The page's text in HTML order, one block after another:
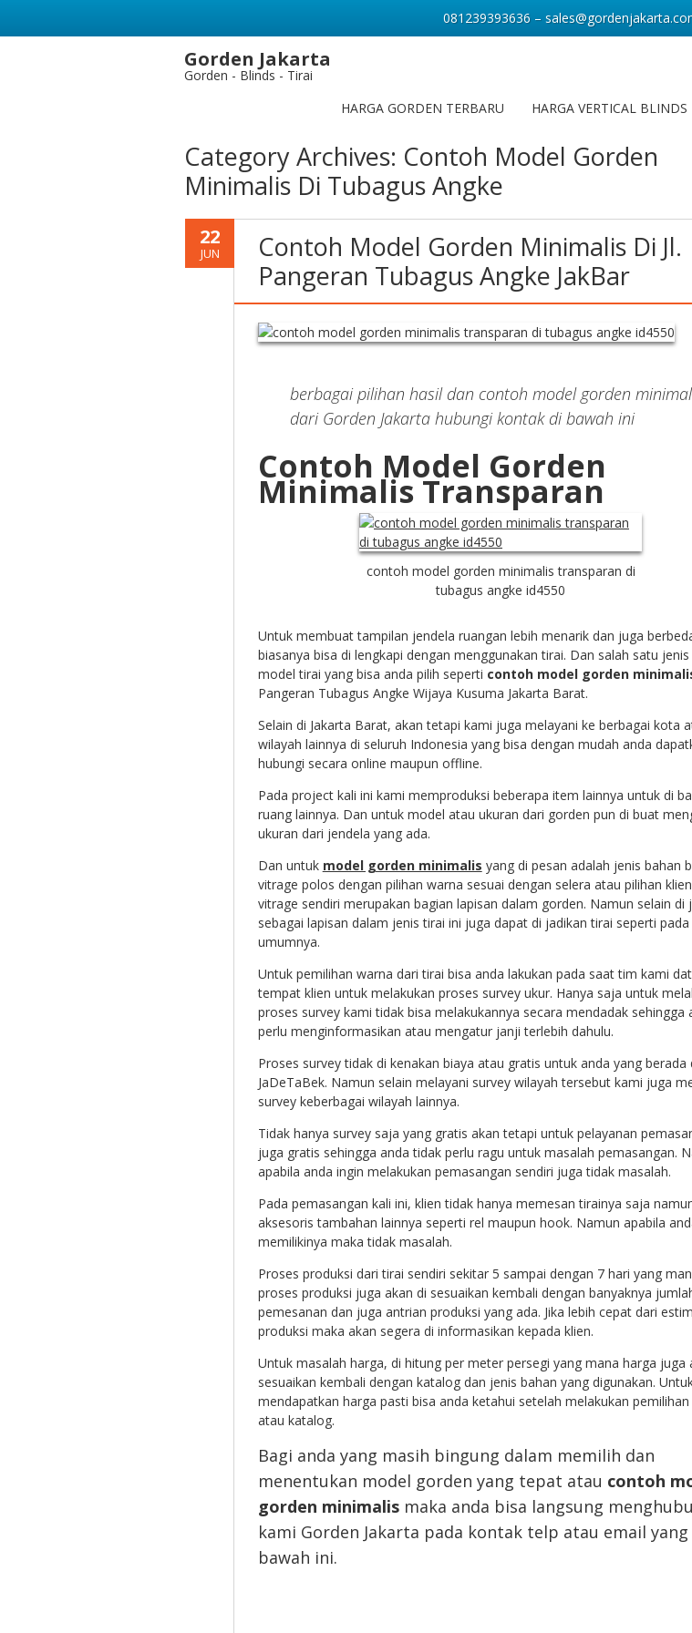
Gorden Jakarta
Gorden - Blinds - Tirai
HARGA GORDEN TERBARU
HARGA VERTICAL BLINDS
Category Archives: Contoh Model Gorden
Minimalis Di Tubagus Angke
22
JUN
Contoh Model Gorden Minimalis Di Jl.
Pangeran Tubagus Angke JakBar
berbagai pilihan hasil dan contoh model gorden
dari Gorden Jakarta hubungi kontak di bawah ini
Contoh Model Gorden
Minimalis Transparan
contoh model gorden minimalis transparan di
tubagus angke id4550
Untuk membuat tampilan jendela ruangan lebih menarik dan juga
biasanya bisa di lengkapi dengan menggunakan tirai. Dan salah satu
model tirai yang bisa anda pilih seperti contoh model gorden
Pangeran Tubagus Angke Wijaya Kusuma Jakarta Barat.
Selain di Jakarta Barat, akan tetapi kami juga melayani ke berbagai kota
wilayah lainnya di seluruh Indonesia yang bisa dengan mudah anda
hubungi secara online maupun offline.
Pada project kali ini kami memproduksi beberapa item lainnya untuk di
ruang lainnya. Dan untuk model atau ukuran dari gorden pun di buat
ukuran dari jendela yang ada.
Dan untuk model gorden minimalis yang di pesan adalah jenis bahan
vitrage polos dengan pilihan warna sesuai dengan selera atau pilihan
vitrage sendiri merupakan bagian lapisan dalam gorden. Namun selain di
sebagai lapisan dalam jenis tirai ini juga dapat di jadikan tirai seperti pada
umumnya.
Untuk pemilihan warna dari tirai bisa anda lakukan pada saat tim kami
tempat klien untuk melakukan proses survey ukur. Hanya saja untuk
proses survey kami tidak bisa melakukannya secara mendadak sehingga
perlu menginformasikan atau mengatur janji terlebih dahulu.
Proses survey tidak di kenakan biaya atau gratis untuk anda yang berada
JaDeTaBek. Namun selain melayani survey wilayah tersebut kami juga
survey keberbagai wilayah lainnya.
Tidak hanya survey saja yang gratis akan tetapi untuk pelayanan
juga gratis sehingga anda tidak perlu ragu untuk masalah pemasangan.
apabila anda ingin melakukan pemasangan sendiri juga tidak masalah.
Pada pemasangan kali ini, klien tidak hanya memesan tirainya saja
aksesoris tambahan lainnya seperti rel maupun hook. Namun apabila
memilikinya maka tidak masalah.
Proses produksi dari tirai sendiri sekitar 5 sampai dengan 7 hari yang
proses produksi juga akan di sesuaikan kembali dengan banyaknya
pemesanan dan juga antrian produksi yang ada. Jika lebih cepat dari
produksi maka akan segera di informasikan kepada klien.
Untuk masalah harga, di hitung per meter persegi yang mana harga juga
sesuaikan kembali dengan katalog dan jenis bahan yang digunakan.
mendapatkan harga pasti bisa anda ketahui setelah melakukan pemilihan
atau katalog.
Bagi anda yang masih bingung dalam memilih dan
menentukan model gorden yang tepat atau contoh
gorden minimalismaka anda bisa langsung
kami Gorden Jakarta pada kontak telp atau email yang
bawah ini.
081239393636 –